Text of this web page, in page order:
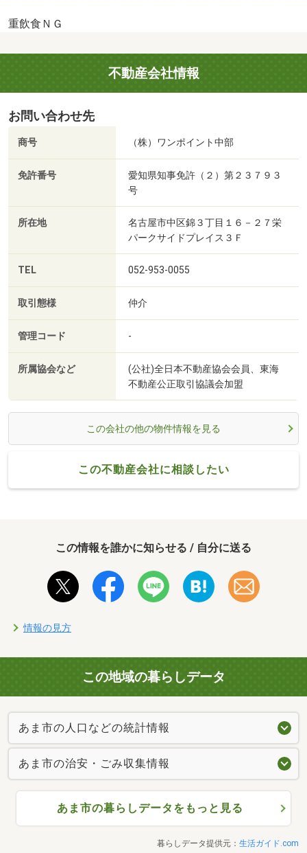
重飲食ＮＧ
不動産会社情報
お問い合わせ先
商号 （株）ワンポイント中部
免許番号
愛知県知事免許（２）第２３７９３
号
所在地
名古屋市中区錦３丁目１６－２７栄
パークサイドプレイス３Ｆ
TEL 052-953-0055
取引態様 仲介
管理コード -
所属協会など
(公社)全日本不動産協会会員、東海
不動産公正取引協議会加盟
この会社の他の物件情報を見る
この不動産会社に相談したい
この情報を誰かに知らせる / 自分に送る
情報の見方
この地域の暮らしデータ
あま市の人口などの統計情報
あま市の治安・ごみ収集情報
あま市の暮らしデータをもっと見る
暮らしデータ提供元： 生活ガイド.com